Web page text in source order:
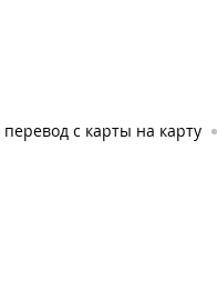
перевод с карты на карту